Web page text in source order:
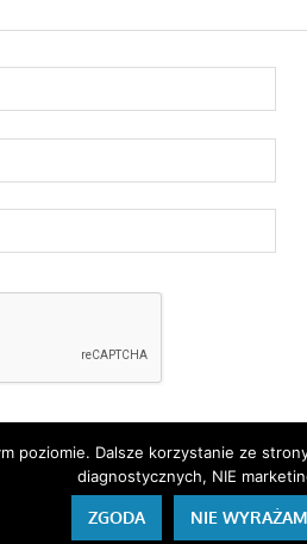
poziomie. Dalsze korzystanie ze
diagnostycznych, NIE
ZGODA NIE